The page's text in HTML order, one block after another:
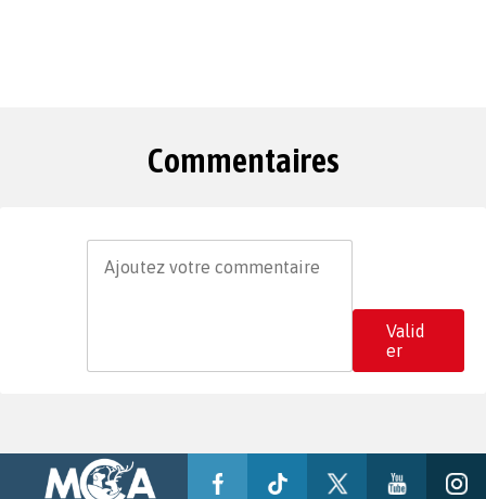
Commentaires
Valid
er